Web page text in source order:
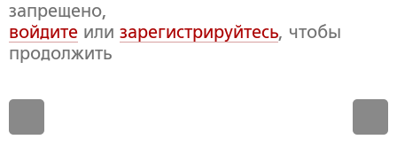
запрещено,
войдите или зарегистрируйтесь, чтобы
продолжить